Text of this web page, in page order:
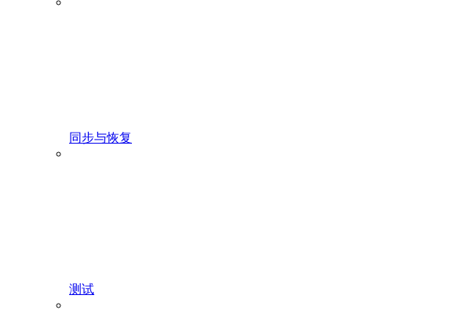
同步与恢复
测试